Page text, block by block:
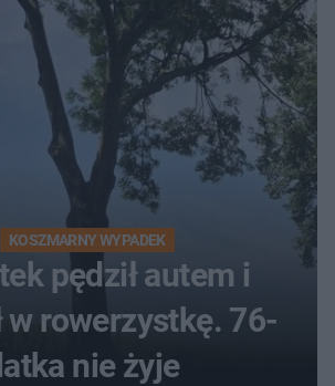
KOSZMARNY WYPADEK
pędził autem i
w rowerzystkę. 76-
nie żyje